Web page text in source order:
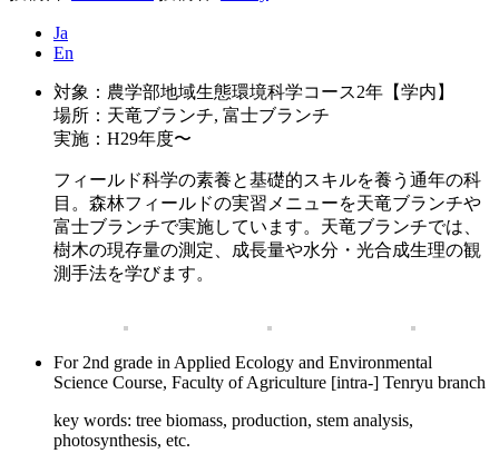
Ja
En
対象：農学部地域生態環境科学コース2年【学内】
場所：天竜ブランチ, 富士ブランチ
実施：H29年度〜
フィールド科学の素養と基礎的スキルを養う通年の科
目。森林フィールドの実習メニューを天竜ブランチや
富士ブランチで実施しています。天竜ブランチでは、
樹木の現存量の測定、成長量や水分・光合成生理の観
測手法を学びます。
For 2nd grade in Applied Ecology and Environmental
Science Course, Faculty of Agriculture [intra-] Tenryu branch
key words: tree biomass, production, stem analysis,
photosynthesis, etc.